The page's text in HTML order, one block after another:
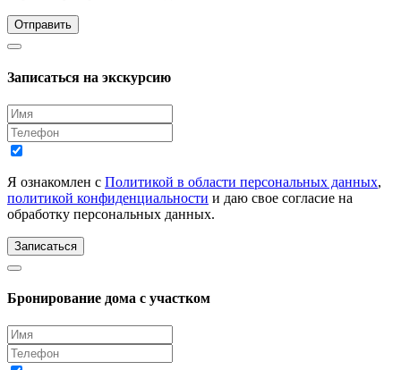
Отправить
Записаться на экскурсию
Я ознакомлен с Политикой в области персональных данных,
политикой конфиденциальности и даю свое согласие на
обработку персональных данных.
Записаться
Бронирование дома с участком